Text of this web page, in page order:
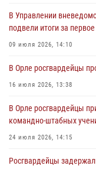
совершении
04 августа 2026, 14:21
04 августа 2026, 14:06
предоставлении госуслуг
03 августа 2026, 14:30
В Управлении
подвели итоги за
09 июля 2026, 14:10
В Орле росгвардейцы
16 июля 2026, 13:38
В Орле росгвардейцы
командно-штабных
24 июля 2026, 14:15
Росгвардейцы